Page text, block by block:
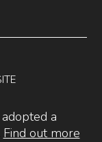
a
Find out more